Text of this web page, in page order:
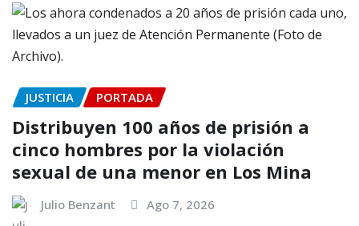
JUSTICIA PORTADA
Distribuyen 100 años de prisión a
cinco hombres por la violación
sexual de una menor en Los Mina
Julio Benzant Ago 7, 2026